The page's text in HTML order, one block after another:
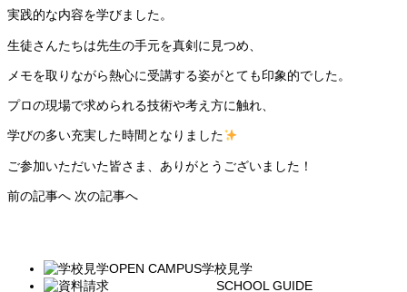
実践的な内容を学びました。
生徒さんたちは先生の手元を真剣に見つめ、
メモを取りながら熱心に受講する姿がとても印象的でした。
プロの現場で求められる技術や考え方に触れ、
学びの多い充実した時間となりました
ご参加いただいた皆さま、ありがとうございました！
前の記事へ 次の記事へ
OPEN CAMPUS学校見学
SCHOOL GUIDE